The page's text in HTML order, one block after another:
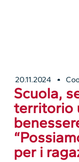
20.11.2024
Scuola,
territorio
per i